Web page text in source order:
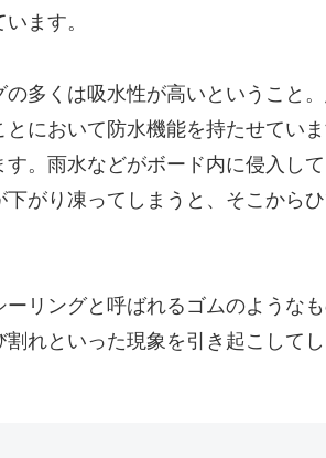
ます。
多くは吸水性が高いということ
において防水機能を持たせてい
。雨水などがボード内に侵入し
がり凍ってしまうと、そこから
リングと呼ばれるゴムのような
れといった現象を引き起こして